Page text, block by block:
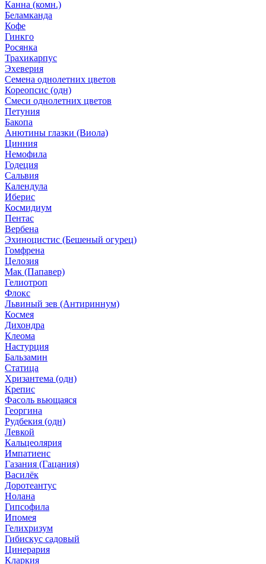
Канна (комн.)
Беламканда
Кофе
Гинкго
Росянка
Трахикарпус
Эхеверия
Семена однолетних цветов
Кореопсис (одн)
Смеси однолетних цветов
Петуния
Бакопа
Анютины глазки (Виола)
Цинния
Немофила
Годеция
Сальвия
Календула
Иберис
Космидиум
Пентас
Вербена
Эхиноцистис (Бешеный огурец)
Гомфрена
Целозия
Мак (Папавер)
Гелиотроп
Флокс
Львиный зев (Антириннум)
Космея
Дихондра
Клеома
Настурция
Бальзамин
Статица
Хризантема (одн)
Крепис
Фасоль вьющаяся
Георгина
Рудбекия (одн)
Левкой
Кальцеолярия
Импатиенс
Газания (Гацания)
Василёк
Доротеантус
Нолана
Гипсофила
Ипомея
Гелихризум
Гибискус садовый
Цинерария
Кларкия